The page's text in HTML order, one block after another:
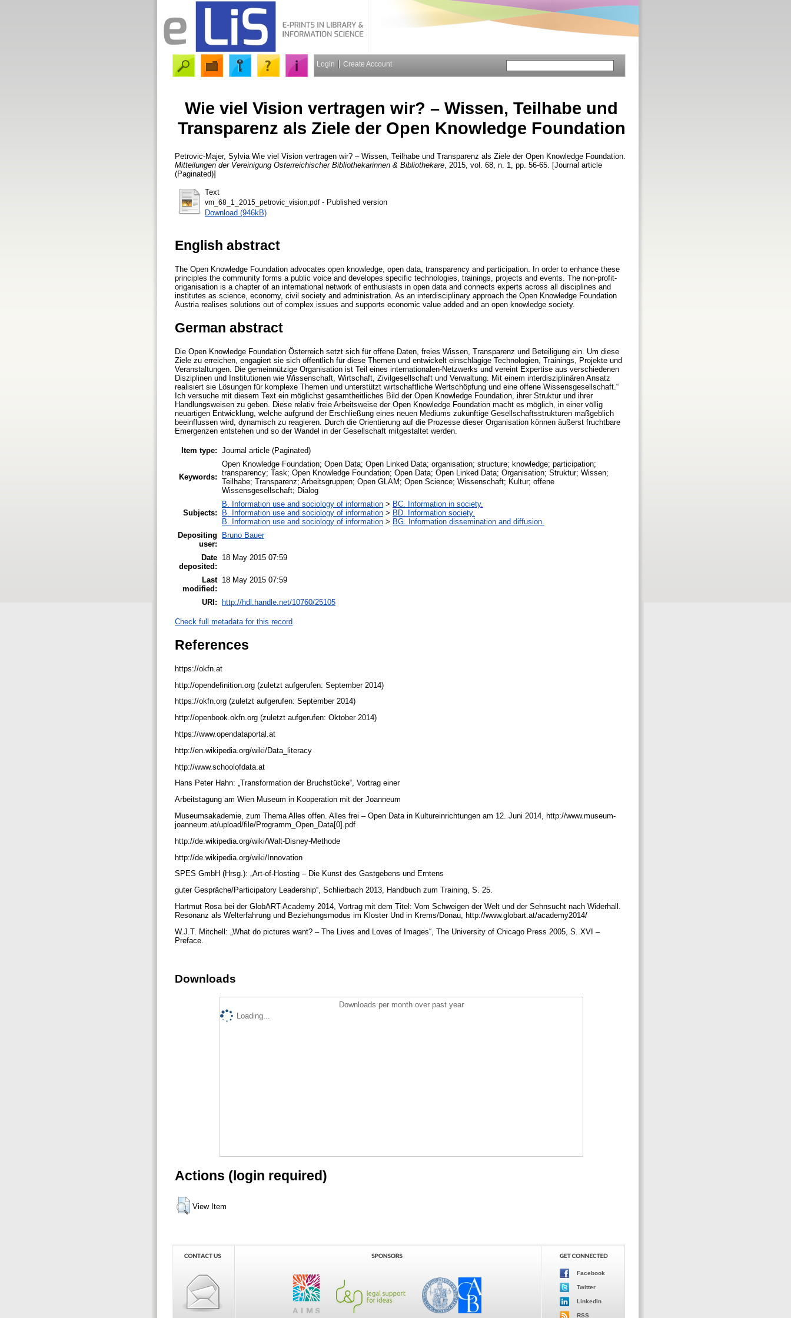
Login Create Account
Wie viel Vision ver­tra­gen wir? – Wissen, Teilhabe und
Transparenz als Ziele der Open Knowledge Foundation
Petrovic-Majer, Sylvia Wie viel Vision ver­tra­gen wir? – Wissen, Teilhabe und Transparenz als Ziele der Open Knowledge Foundation.
Mitteilungen der Vereinigung Österreichischer Bibliothekarinnen & Bibliothekare , 2015, vol. 68, n. 1, pp. 56-65. [Journal article
(Paginated)]
Text
vm_68_1_2015_petrovic_vision.pdf- Published version
Download (946kB)
English abstract
The Open Knowledge Foundation advocates open knowledge, open data, transparency and participation. In order to enhance these
principles the community forms a public voice and developes specific technologies, trainings, projects and events. The non-profit-
origanisation is a chapter of an international network of enthusiasts in open data and connects experts across all disciplines and
institutes as science, economy, civil society and administration. As an interdisciplinary approach the Open Knowledge Foundation
Austria realises solutions out of complex issues and supports economic value added and an open knowledge society.
German abstract
Die Open Knowledge Foundation Österreich setzt sich für offene Daten, freies Wissen, Transparenz und Beteiligung ein. Um diese
Ziele zu erreichen, engagiert sie sich öffentlich für diese Themen und entwickelt einschlägige Technologien, Trainings, Projekte und
Veranstaltungen. Die gemeinnützige Organisation ist Teil eines internationalen-Netzwerks und vereint Expertise aus verschiedenen
Disziplinen und Institutionen wie Wissenschaft, Wirtschaft, Zivilgesellschaft und Verwaltung. Mit einem interdisziplinären Ansatz
realisiert sie Lösungen für komplexe Themen und unterstützt wirtschaftliche Wertschöpfung und eine offene Wissensgesellschaft.“
Ich versuche mit diesem Text ein möglichst gesamtheitliches Bild der Open Knowledge Foundation, ihrer Struktur und ihrer
Handlungsweisen zu geben. Diese relativ freie Arbeitsweise der Open Knowledge Foundation macht es möglich, in einer völlig
neuartigen Entwicklung, welche aufgrund der Erschließung eines neuen Mediums zukünftige Gesellschaftsstrukturen maßgeblich
beeinflussen wird, dynamisch zu reagieren. Durch die Orientierung auf die Prozesse dieser Organisation können äußerst fruchtbare
Emergenzen entstehen und so der Wandel in der Gesellschaft mitgestaltet werden.
Item type: Journal article (Paginated)
Keywords:
Open Knowledge Foundation; Open Data; Open Linked Data; organisation; structure; knowledge; participation;
transparency; Task; Open Knowledge Foundation; Open Data; Open Linked Data; Organisation; Struktur; Wissen;
Teilhabe; Transparenz; Arbeitsgruppen; Open GLAM; Open Science; Wissenschaft; Kultur; offene
Wissensgesellschaft; Dialog
Subjects:
B. Information use and sociology of information > BC. Information in society.
B. Information use and sociology of information > BD. Information society.
B. Information use and sociology of information > BG. Information dissemination and diffusion.
Depositing
user:
Bruno Bauer
Date
deposited:
18 May 2015 07:59
Last
modified:
18 May 2015 07:59
URI: http://hdl.handle.net/10760/25105
Check full metadata for this record
References
https://okfn.at
http://opendefinition.org (zuletzt aufgerufen: September 2014)
https://okfn.org (zuletzt aufgerufen: September 2014)
http://openbook.okfn.org (zuletzt aufgerufen: Oktober 2014)
https://www.opendataportal.at
http://en.wikipedia.org/wiki/Data_literacy
http://www.schoolofdata.at
Hans Peter Hahn: „Transformation der Bruchstücke“, Vortrag einer
Arbeitstagung am Wien Museum in Kooperation mit der Joanneum
Museumsakademie, zum Thema Alles offen. Alles frei – Open Data in Kultureinrichtungen am 12. Juni 2014, http://www.museum-
joanneum.at/upload/file/Programm_Open_Data[0].pdf
http://de.wikipedia.org/wiki/Walt-Disney-Methode
http://de.wikipedia.org/wiki/Innovation
SPES GmbH (Hrsg.): „Art-of-Hosting – Die Kunst des Gastgebens und Erntens
guter Gespräche/Participatory Leadership“, Schlierbach 2013, Handbuch zum Training, S. 25.
Hartmut Rosa bei der GlobART-Academy 2014, Vortrag mit dem Titel: Vom Schweigen der Welt und der Sehnsucht nach Widerhall.
Resonanz als Welterfahrung und Beziehungsmodus im Kloster Und in Krems/Donau, http://www.globart.at/academy2014/
W.J.T. Mitchell: „What do pictures want? – The Lives and Loves of Images“, The University of Chicago Press 2005, S. XVI –
Preface.
Downloads
Downloads per month over past year
Loading...
Actions (login required)
View Item
Facebook
Twitter
LinkedIn
RSS